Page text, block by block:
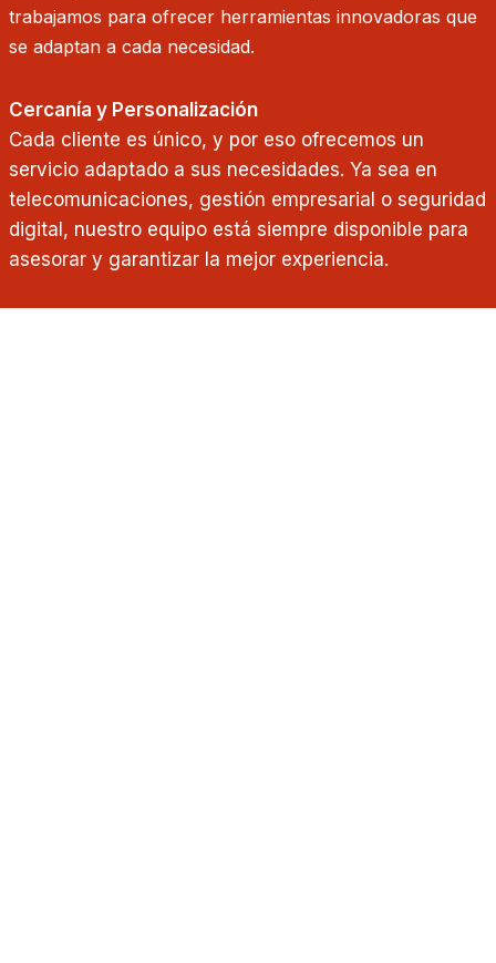
trabajamos para ofrecer herramientas innovadoras que
se adaptan a cada necesidad.
Cercanía y Personalización
Cada cliente es único, y por eso ofrecemos un
servicio adaptado a sus necesidades. Ya sea en
telecomunicaciones, gestión empresarial o seguridad
digital, nuestro equipo está siempre disponible para
asesorar y garantizar la mejor experiencia.